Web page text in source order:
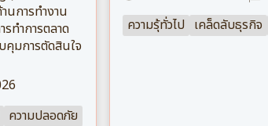
นการทำงาน
ทำการตลาด
คุมการตัดสินใจ
ความปลอดภัย
ความรุ้ทั่วไป เคล็ดลับธุรกิจ